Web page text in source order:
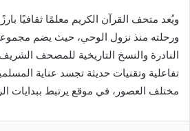
ويُعد متحف القرآن الكريم معلمًا ثقافيًا
ورحلته منذ نزول الوحي، حيث يضم
النادرة والنسخ التاريخية للمصحف
تفاعلية وتقنيات حديثة تجسد عناية
مختلف العصور، في موقع يرتبط ببدايات